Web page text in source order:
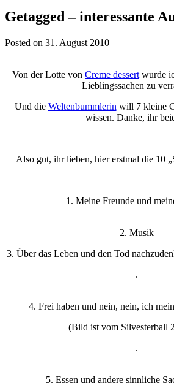
Getagged – interessante
Posted on 31. August 2010
Von der Lotte von Creme dessert wurde
Lieblingssachen zu
Und die Weltenbummlerin will 7 kleine
wissen. Danke, ihr
Also gut, ihr lieben, hier erstmal die 10
1. Meine Freunde und
2. Musik
3. Über das Leben und den Tod
.
4. Frei haben und nein, nein, ich
(Bild ist vom Silvesterball
.
5. Essen und andere sinnliche